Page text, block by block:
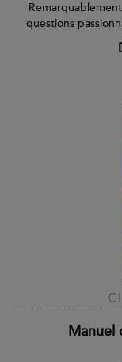
questions
Manuel